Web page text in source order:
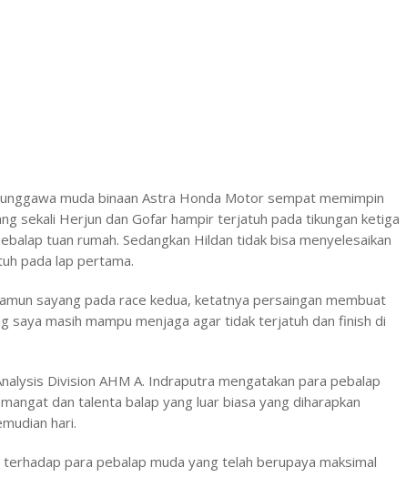
muda binaan Astra Honda Motor sempat memimpin
sekali Herjun dan Gofar hampir terjatuh pada tikungan ketiga
tuan rumah. Sedangkan Hildan tidak bisa menyelesaikan
pada lap pertama.
sayang pada race kedua, ketatnya persaingan membuat
saya masih mampu menjaga agar tidak terjatuh dan finish di
Division AHM A. Indraputra mengatakan para pebalap
dan talenta balap yang luar biasa yang diharapkan
hari.
para pebalap muda yang telah berupaya maksimal